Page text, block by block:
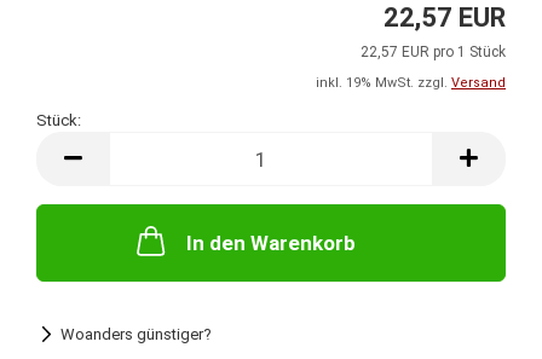
22,57 EUR
22,57 EUR pro 1 Stück
inkl. 19% MwSt. zzgl. Versand
Stück:
In den Warenkorb
Woanders günstiger?